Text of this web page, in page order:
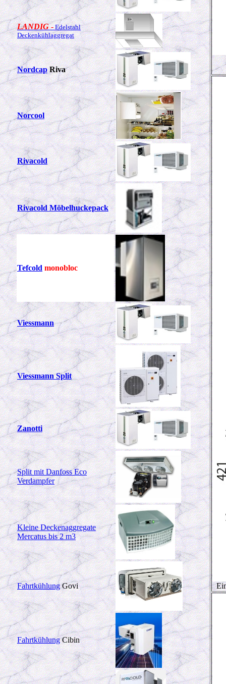
LANDIG- Edelstahl
Deckenkühlaggregat
NordcapRiva
Norcool
Rivacold
Rivacold Möbelhuckepack
Tefcold monobloc
Viessmann
Viessmann Split
Zanotti
Split mit Danfoss Eco
Verdampfer
Kleine Deckenaggregate
Mercatus bis 2 m3
FahrtkühlungGovi
FahrtkühlungCibin